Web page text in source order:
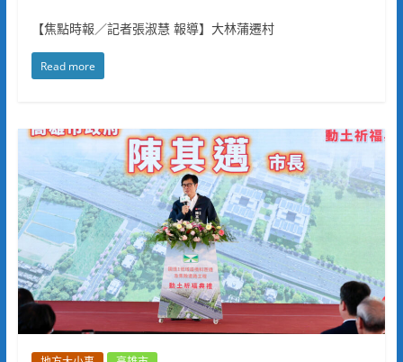
【焦點時報／記者張淑慧 報導】大林蒲遷村
Read more